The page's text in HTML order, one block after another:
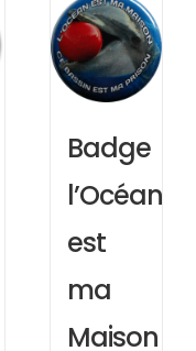
Badge
l’Océan
est
ma
Maison